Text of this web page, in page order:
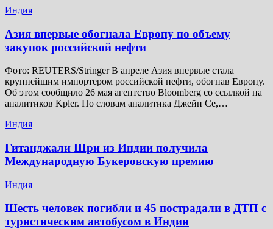
Индия
Азия впервые обогнала Европу по объему
закупок российской нефти
Фото: REUTERS/Stringer В апреле Азия впервые стала
крупнейшим импортером российской нефти, обогнав Европу.
Об этом сообщило 26 мая агентство Bloomberg со ссылкой на
аналитиков Kpler. По словам аналитика Джейн Се,…
Индия
Гитанджали Шри из Индии получила
Международную Букеровскую премию
Индия
Шесть человек погибли и 45 пострадали в ДТП с
туристическим автобусом в Индии